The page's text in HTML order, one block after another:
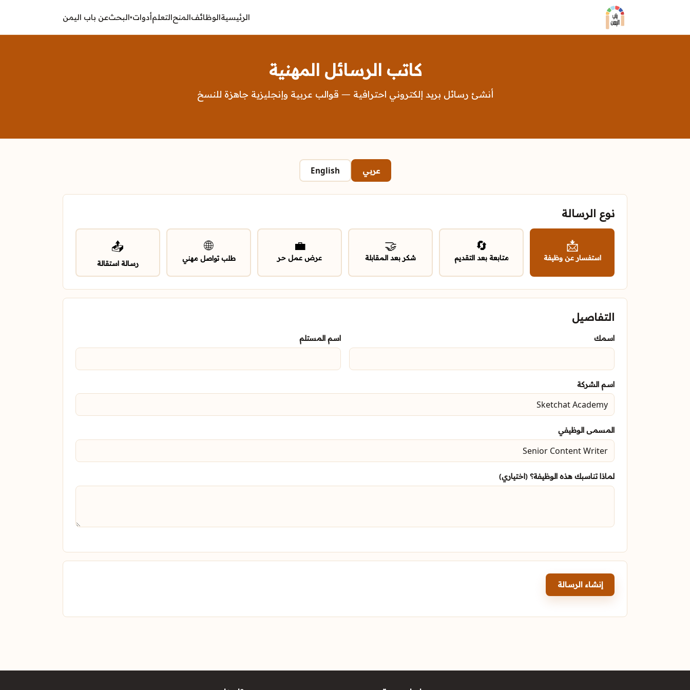
الرئيسيةالوظائفالمنحالتعلمأدوات▾البحثعن باب اليمن
كاتب الرسائل المهنية
أنشئ رسائل بريد إلكتروني احترافية — قوالب عربية وإنجليزية جاهزة للنسخ
عربي English
نوع الرسالة
📩
استفسار عن وظيفة
🔄
متابعة بعد التقديم
🤝
شكر بعد المقابلة
💼
عرض عمل حر
🌐
طلب تواصل مهني
📤
رسالة استقالة
التفاصيل
اسمك اسم المستلم
اسم الشركة
المسمى الوظيفي
لماذا تناسبك هذه الوظيفة؟ (اختياري)
إنشاء الرسالة